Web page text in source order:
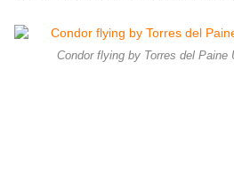
Condor flying by Torres del Paine